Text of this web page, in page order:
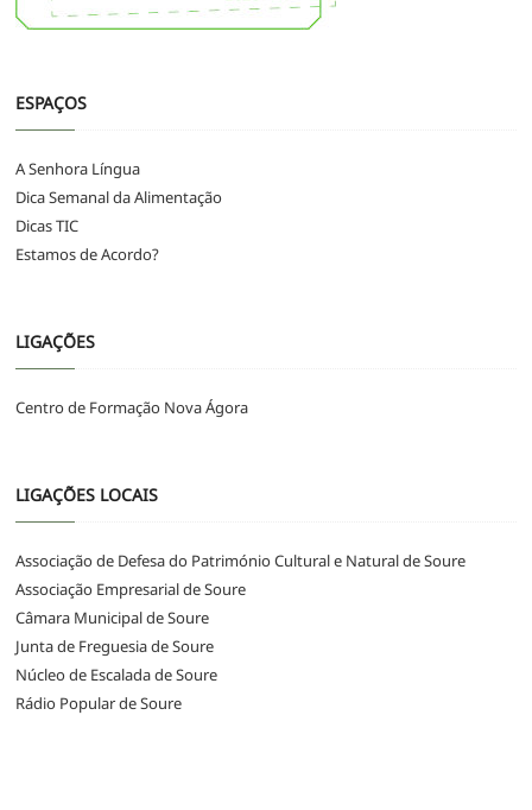
ESPAÇOS
A Senhora Língua
Dica Semanal da Alimentação
Dicas TIC
Estamos de Acordo?
LIGAÇÕES
Centro de Formação Nova Ágora
LIGAÇÕES LOCAIS
Associação de Defesa do Património Cultural e Natural de Soure
Associação Empresarial de Soure
Câmara Municipal de Soure
Junta de Freguesia de Soure
Núcleo de Escalada de Soure
Rádio Popular de Soure